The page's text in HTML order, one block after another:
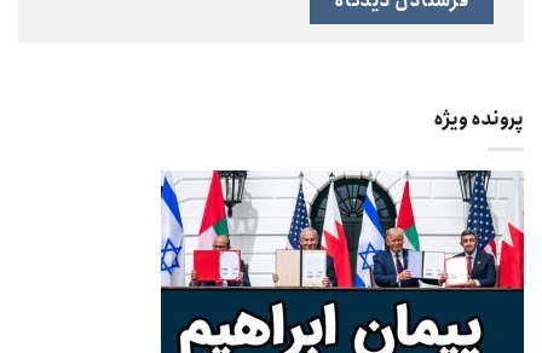
پرونده ویژه